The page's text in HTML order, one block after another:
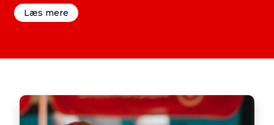
Læs mere
godt som
muligt
under dit